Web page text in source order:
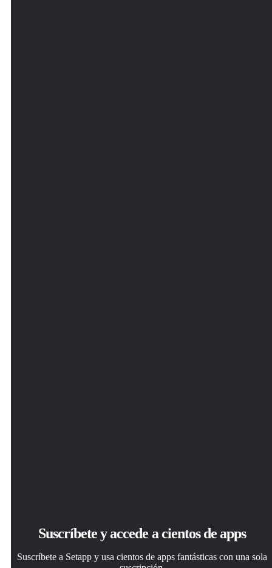
Suscríbete y accede a cientos de apps
Suscríbete a Setapp y usa cientos de apps fantásticas con una sola